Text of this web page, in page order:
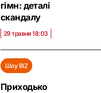
гімн: деталі
скандалу
29 травня 18:03
Шоу BIZ
Приходько